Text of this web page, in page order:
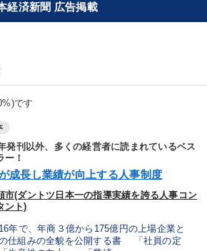
経済新聞 広告掲載
です
発刊以外、多くの経営者に読まれているベス
ー！
成長し業績が向上する人事制度
市(ダントツ日本一の指導実績を誇る人事コン
ント)
年で、年商３億から175億円の上場企業と
仕組みの全貌を公開する書 「社員の定